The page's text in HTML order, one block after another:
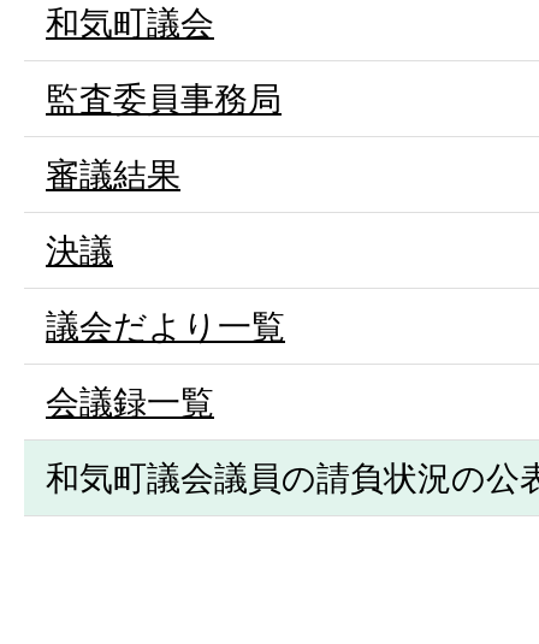
和気町議会
監査委員事務局
審議結果
決議
議会だより一覧
会議録一覧
和気町議会議員の請負状況の公